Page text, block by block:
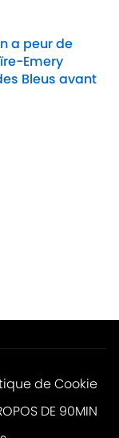
a peur de
Emery
Bleus avant
de Cookie
DE 90MIN